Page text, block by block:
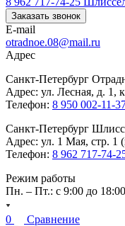
Заказать звонок
E-mail
otradnoe.08@mail.ru
Адрес
Санкт-Петербург
Адрес: ул. Лесная, д. 1,
Телефон: 8 950 002-11-
Санкт-Петербург
Адрес: ул. 1 Мая, стр. 1
Телефон: 8 962 717-74-
Режим работы
Пн. – Пт.: с 9:00 до 18:00
0
Сравнение